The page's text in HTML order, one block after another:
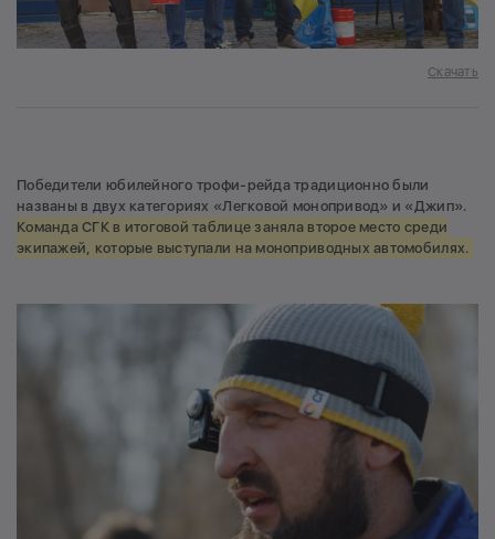
Скачать
Победители юбилейного трофи-рейда традиционно были
названы в двух категориях «Легковой монопривод» и «Джип».
Команда СГК в итоговой таблице заняла второе место среди
экипажей, которые выступали на моноприводных автомобилях.